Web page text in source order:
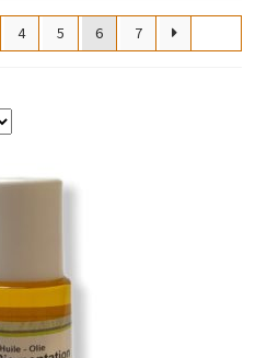
populariteit
4 5 6 7